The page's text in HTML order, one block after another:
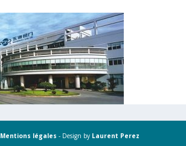
Mentions légales - Design by Laurent Perez